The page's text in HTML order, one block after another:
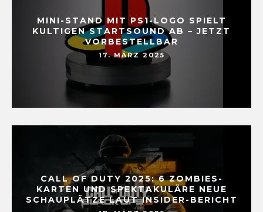
MINI-STAND MIT PS1-LOGO SPIELT
KULTIGEN STARTSOUND AB – JETZT
VORBESTELLBAR
17. MÄRZ 2025
CALL OF DUTY 2025: 6 ZOMBIES-
KARTEN UND SPEKTAKULÄRE NEUE
SCHAUPLÄTZE LAUT INSIDER-BERICHT